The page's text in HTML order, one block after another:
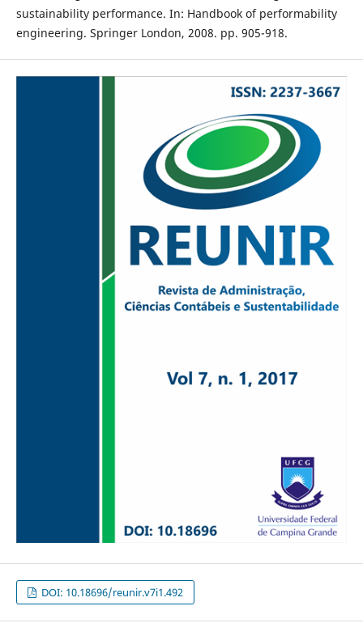
sustainability performance. In: Handbook of performability
engineering. Springer London, 2008. pp. 905-918.
DOI: 10.18696/reunir.v7i1.492